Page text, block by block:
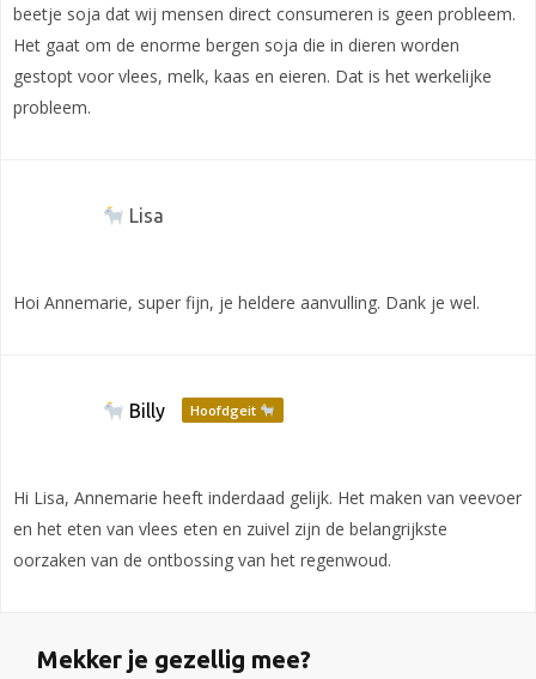
beetje soja dat wij mensen direct consumeren is geen probleem.
Het gaat om de enorme bergen soja die in dieren worden
gestopt voor vlees, melk, kaas en eieren. Dat is het werkelijke
probleem.
Lisa
Hoi Annemarie, super fijn, je heldere aanvulling. Dank je wel.
Billy Hoofdgeit
Hi Lisa, Annemarie heeft inderdaad gelijk. Het maken van veevoer
en het eten van vlees eten en zuivel zijn de belangrijkste
oorzaken van de ontbossing van het regenwoud.
Mekker je gezellig mee?